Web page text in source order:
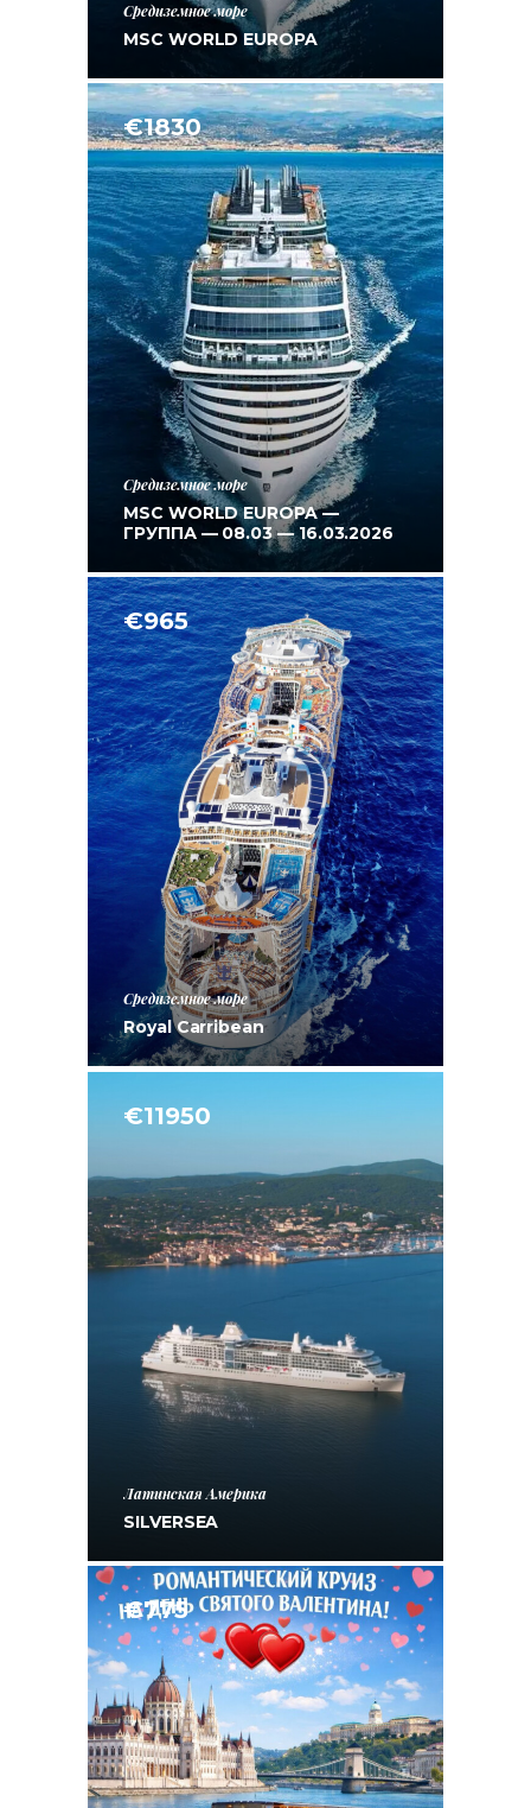
Средиземное море
MSC WORLD EUROPA
€1830
Средиземное море
MSC WORLD EUROPA —
ГРУППА — 08.03 — 16.03.2026
€965
Средиземное море
Royal Carribean
€11950
Латинская Америка
SILVERSEA
€775